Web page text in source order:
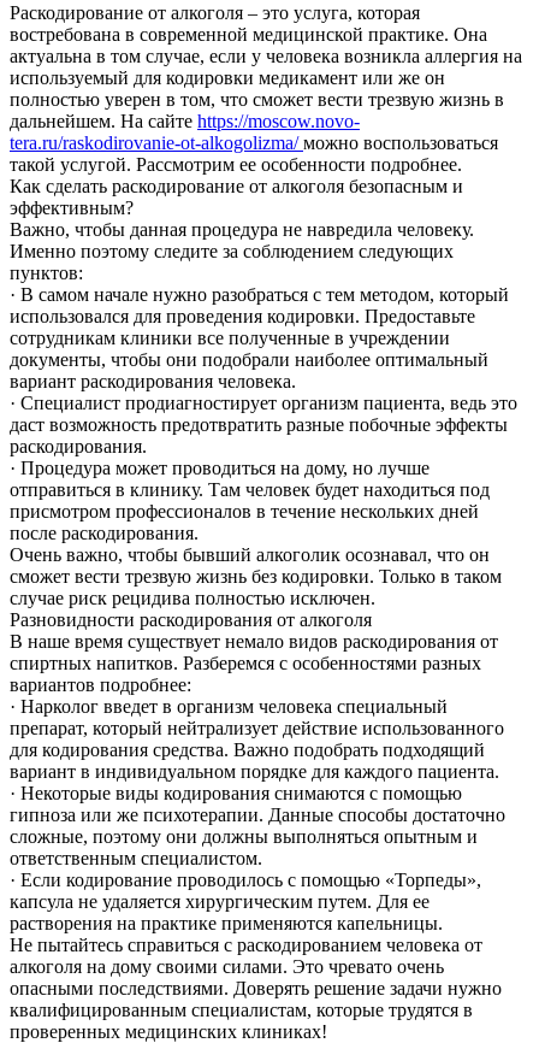
Раскодирование от алкоголя – это услуга, которая
востребована в современной медицинской практике. Она
актуальна в том случае, если у человека возникла аллергия на
используемый для кодировки медикамент или же он
полностью уверен в том, что сможет вести трезвую жизнь в
дальнейшем. На сайте https://moscow.novo-
tera.ru/raskodirovanie-ot-alkogolizma/можно воспользоваться
такой услугой. Рассмотрим ее особенности подробнее.
Как сделать раскодирование от алкоголя безопасным и
эффективным?
Важно, чтобы данная процедура не навредила человеку.
Именно поэтому следите за соблюдением следующих
пунктов:
· В самом начале нужно разобраться с тем методом, который
использовался для проведения кодировки. Предоставьте
сотрудникам клиники все полученные в учреждении
документы, чтобы они подобрали наиболее оптимальный
вариант раскодирования человека.
· Специалист продиагностирует организм пациента, ведь это
даст возможность предотвратить разные побочные эффекты
раскодирования.
· Процедура может проводиться на дому, но лучше
отправиться в клинику. Там человек будет находиться под
присмотром профессионалов в течение нескольких дней
после раскодирования.
Очень важно, чтобы бывший алкоголик осознавал, что он
сможет вести трезвую жизнь без кодировки. Только в таком
случае риск рецидива полностью исключен.
Разновидности раскодирования от алкоголя
В наше время существует немало видов раскодирования от
спиртных напитков. Разберемся с особенностями разных
вариантов подробнее:
· Нарколог введет в организм человека специальный
препарат, который нейтрализует действие использованного
для кодирования средства. Важно подобрать подходящий
вариант в индивидуальном порядке для каждого пациента.
· Некоторые виды кодирования снимаются с помощью
гипноза или же психотерапии. Данные способы достаточно
сложные, поэтому они должны выполняться опытным и
ответственным специалистом.
· Если кодирование проводилось с помощью «Торпеды»,
капсула не удаляется хирургическим путем. Для ее
растворения на практике применяются капельницы.
Не пытайтесь справиться с раскодированием человека от
алкоголя на дому своими силами. Это чревато очень
опасными последствиями. Доверять решение задачи нужно
квалифицированным специалистам, которые трудятся в
проверенных медицинских клиниках!